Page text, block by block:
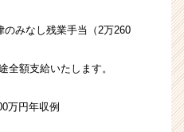
みなし残業手当（2万260
額支給いたします。
万円年収例